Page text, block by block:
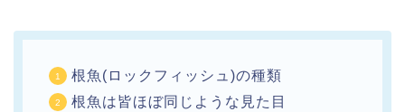
根魚(ロックフィッシュ)の種類
根魚は皆ほぼ同じような見た目